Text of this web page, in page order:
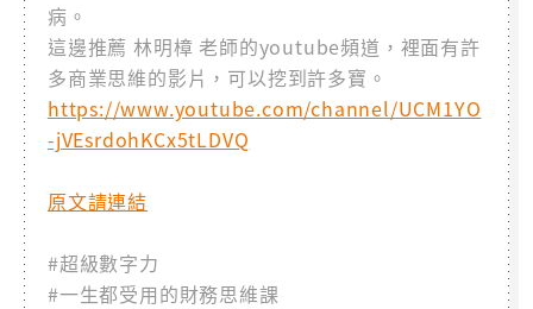
病。
這邊推薦 林明樟 老師的youtube頻道，裡面有許
多商業思維的影片，可以挖到許多寶。
https://www.youtube.com/channel/UCM1YO
-jVEsrdohKCx5tLDVQ
原文請連結
#超級數字力
#一生都受用的財務思維課